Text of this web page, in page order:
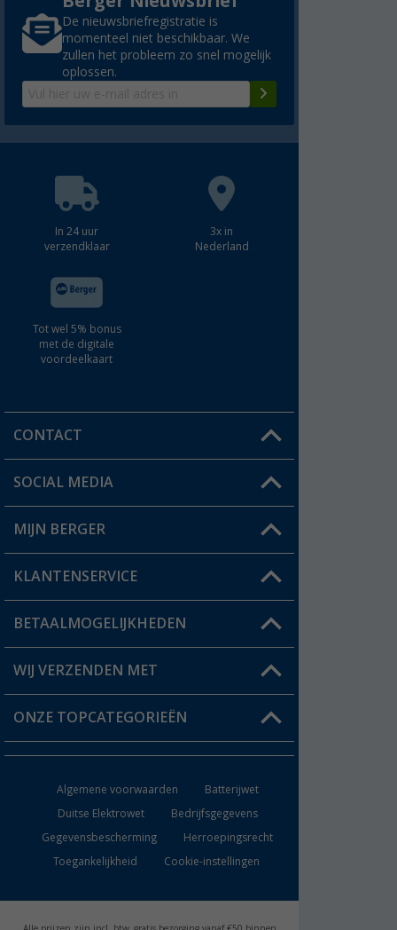
De nieuwsbriefregistratie is
momenteel niet beschikbaar. We
zullen het probleem zo snel mogelijk
oplossen.
In 24 uur
verzendklaar
3x in
Nederland
Tot wel 5% bonus
met de digitale
voordeelkaart
CONTACT
Een vraag?
Winkel vinden
SOCIAL MEDIA
MIJN BERGER
Mijn account
Status bestelling
Verlanglijstje
KLANTENSERVICE
FAQ & Contact
Verzendinformatie
Catalogus
BETAALMOGELIJKHEDEN
WIJ VERZENDEN MET
ONZE TOPCATEGORIEËN
Keukenaccessoires
Campingmeubilair
Algemene voorwaarden
Batterijwet
Duitse Elektrowet
Bedrijfsgegevens
Gegevensbescherming
Herroepingsrecht
Toegankelijkheid
Cookie-instellingen